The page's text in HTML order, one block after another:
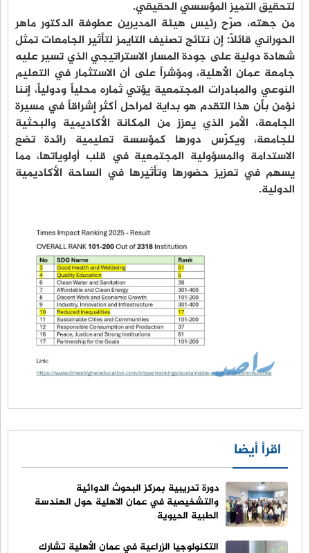
لتحقيق التميز المؤسسي الحقيقي.
من جهته، صرّح رئيس هيئة المديرين عطوفة الدكتور ماهر
الحوراني قائلاً: إن نتائج تصنيف التايمز لتأثير الجامعات تمثل
شهادة دولية على جودة المسار الاستراتيجي الذي تسير عليه
جامعة عمان الأهلية، ومؤشراً على أن الاستثمار في التعليم
النوعي والمبادرات المجتمعية يؤتي ثماره محلياً ودولياً، إننا
نؤمن بأن هذا التقدم هو بداية لمراحل أكثر إشراقاً في مسيرة
الجامعة، الأمر الذي يعزز من المكانة الأكاديمية والبحثية
للجامعة، ويكرّس دورها كمؤسسة تعليمية رائدة تضع
الاستدامة والمسؤولية المجتمعية في قلب أولوياتها، مما
يسهم في تعزيز حضورها وتأثيرها في الساحة الأكاديمية
الدولية.
اقرأ أيضا
دورة تدريبية بمركز البحوث الدوائية
والتشخيصية في عمان الاهلية حول الهندسة
الطبية الحيوية
التكنولوجيا الزراعية في عمان الأهلية تشارك